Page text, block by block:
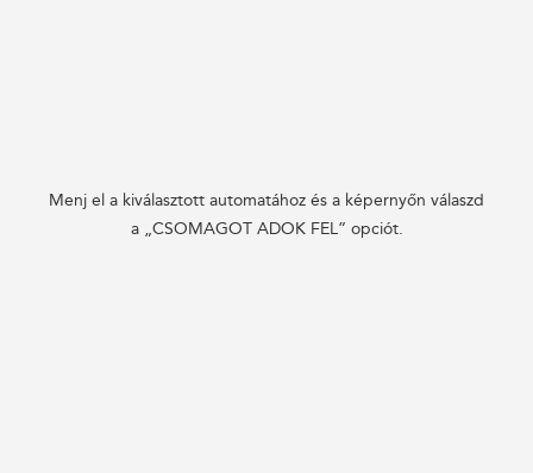
Menj el a kiválasztott automatához és a képernyőn válaszd
a „CSOMAGOT ADOK FEL” opciót.